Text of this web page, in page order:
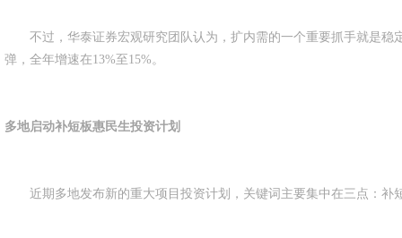
不过，华泰证券宏观研究团队认为，扩内需的一个重要抓手就是稳
弹，全年增速在13%至15%。
多地启动补短板惠民生投资计划
近期多地发布新的重大项目投资计划，关键词主要集中在三点：补